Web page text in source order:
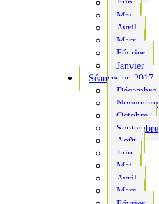
Juin
Mai
Avril
Mars
Février
Janvier
Séances en 2017
Décembre
Novembre
Octobre
Septembre
Août
Juin
Mai
Avril
Mars